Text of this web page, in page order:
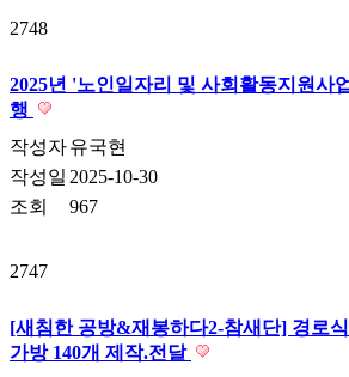
2748
2025년 '노인일자리 및 사회활동지원사
행
작성자유국현
작성일 2025-10-30
조회
967
2747
[새침한 공방&재봉하다2-참새단] 경로
가방 140개 제작.전달